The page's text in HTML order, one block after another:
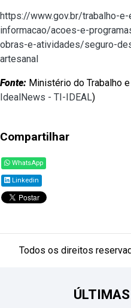
https://www.gov.br/trabalho-
informacao/acoes-e-
obras-e-atividades/seguro-
artesanal
Fonte: Ministério do Trabalho
IdealNews - TI-IDEAL)
Compartilhar
WhatsApp
Linkedin
Todos os direitos